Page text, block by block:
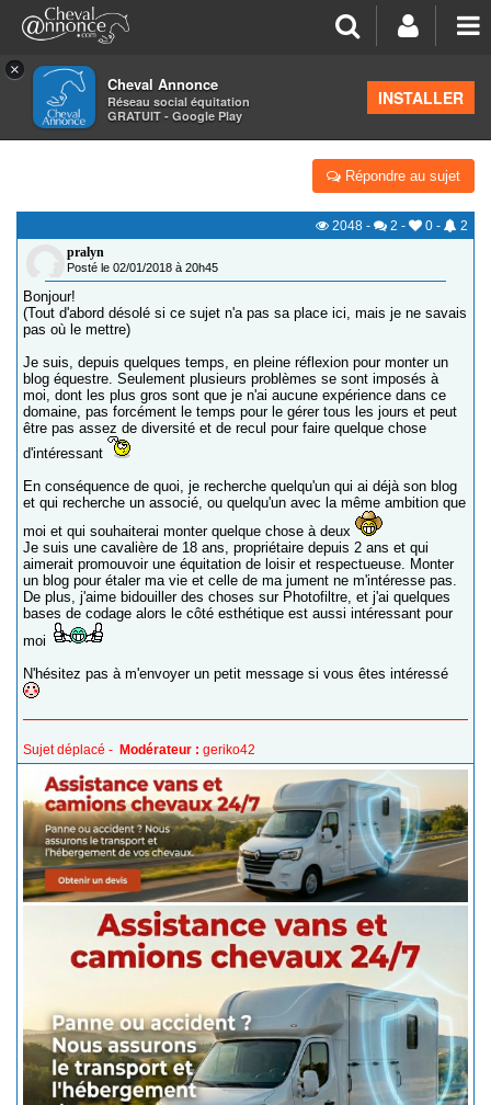
×
Cheval Annonce
Réseau social équitation
GRATUIT - Google Play
INSTALLER
>Vos sites internet, blogs, écuries virtuelles
RECHERCHE PERSONNE BLOG
Répondre au sujet
2048 - 2 - 0 -
2
pralyn
Posté le 02/01/2018 à 20h45
Bonjour!
(Tout d'abord désolé si ce sujet n'a pas sa place ici, mais je ne savais
pas où le mettre)
Je suis, depuis quelques temps, en pleine réflexion pour monter un
blog équestre. Seulement plusieurs problèmes se sont imposés à
moi, dont les plus gros sont que je n'ai aucune expérience dans ce
domaine, pas forcément le temps pour le gérer tous les jours et peut
être pas assez de diversité et de recul pour faire quelque chose
d'intéressant
En conséquence de quoi, je recherche quelqu'un qui ai déjà son blog
et qui recherche un associé, ou quelqu'un avec la même ambition que
moi et qui souhaiterai monter quelque chose à deux
Je suis une cavalière de 18 ans, propriétaire depuis 2 ans et qui
aimerait promouvoir une équitation de loisir et respectueuse. Monter
un blog pour étaler ma vie et celle de ma jument ne m'intéresse pas.
De plus, j'aime bidouiller des choses sur Photofiltre, et j'ai quelques
bases de codage alors le côté esthétique est aussi intéressant pour
moi
N'hésitez pas à m'envoyer un petit message si vous êtes intéressé
Sujet déplacé - Modérateur : geriko42